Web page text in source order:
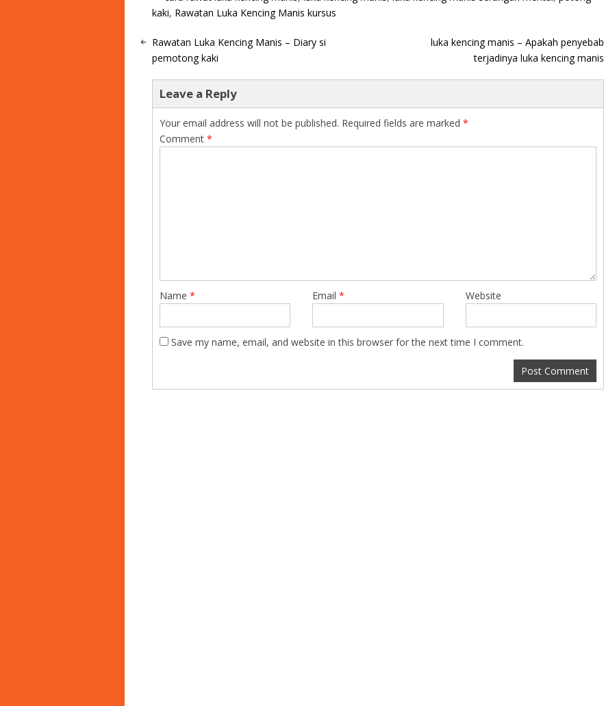
kaki, Rawatan Luka Kencing Manis kursus
Rawatan Luka Kencing Manis – Diary si
pemotong kaki
luka kencing manis – Apakah penyebab
terjadinya luka kencing manis
Leave a Reply
Your email address will not be published. Required fields are marked *
Comment *
Name * Email* Website
Save my name, email, and website in this browser for the next time I comment.